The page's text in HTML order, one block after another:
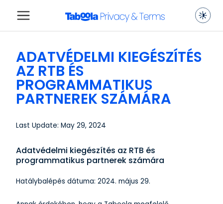
ADATVÉDELMI KIEGÉSZÍTÉS
AZ RTB ÉS
PROGRAMMATIKUS
PARTNEREK SZÁMÁRA
Last Update: May 29, 2024
Adatvédelmi kiegészítés az RTB és
programmatikus partnerek számára
Hatálybalépés dátuma: 2024. május 29.